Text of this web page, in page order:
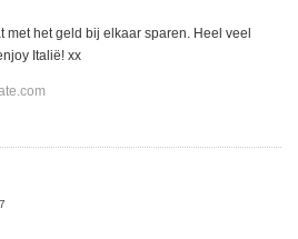
met het geld bij elkaar sparen. Heel veel
Italië! xx